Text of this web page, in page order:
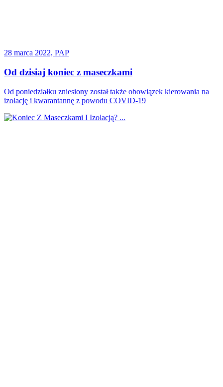
28 marca 2022, PAP
Od dzisiaj koniec z maseczkami
Od poniedziałku zniesiony został także obowiązek kierowania na
izolację i kwarantannę z powodu COVID-19